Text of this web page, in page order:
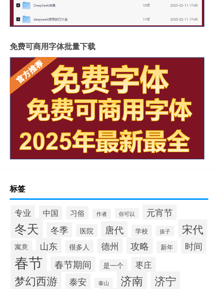
免费可商用字体批量下载
标签
专业 中国 习俗 作者 你可以 元宵节
冬天 冬季 医院 唐代 学校 孩子 宋代
寓意 山东 很多人 德州 攻略 新年 时间
春节 春节期间 是一个 枣庄
梦幻西游 泰安 泰山 济南 济宁